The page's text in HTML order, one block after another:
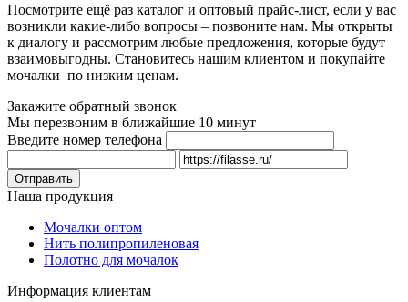
Посмотрите ещё раз каталог и оптовый прайс-лист, если у вас
возникли какие-либо вопросы – позвоните нам. Мы открыты
к диалогу и рассмотрим любые предложения, которые будут
взаимовыгодны. Становитесь нашим клиентом и покупайте
мочалки по низким ценам.
Закажите обратный звонок
Мы перезвоним в ближайшие 10 минут
Введите номер телефона
Наша продукция
Мочалки оптом
Нить полипропиленовая
Полотно для мочалок
Информация клиентам